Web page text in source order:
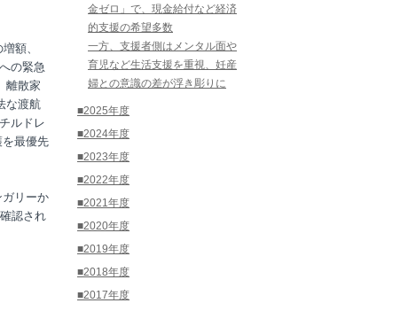
額、
の緊急
離散家
な渡航
ルドレ
最優先
ガリーか
認され
金ゼロ」で、現金給付など経済
的支援の希望多数
一方、支援者側はメンタル面や
育児など生活支援を重視、妊産
婦との意識の差が浮き彫りに
■2025年度
■2024年度
■2023年度
■2022年度
■2021年度
■2020年度
■2019年度
■2018年度
■2017年度